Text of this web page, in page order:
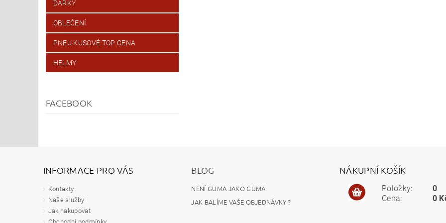
DÁRKY
OBLEČENÍ
PNEU KUSOVÉ TOP CENA
HELMY
FACEBOOK
INFORMACE PRO VÁS
Kontakty
Naše služby
Jak nakupovat
BLOG
NENÍ GUMA JAKO GUMA
JAK BALÍME VAŠE OBJEDNÁVKY ?
NÁKUPNÍ KOŠÍK
Položky:
Cena:
0
0